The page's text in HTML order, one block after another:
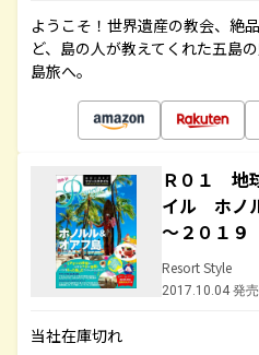
ようこそ！世界遺産の教会、絶
ど、島の人が教えてくれた五島
島旅へ。
Ｒ０１ 地
イル ホノ
～２０１９
Resort Style
2017.10.04 発売
当社在庫切れ